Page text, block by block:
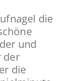
die
und
der
die